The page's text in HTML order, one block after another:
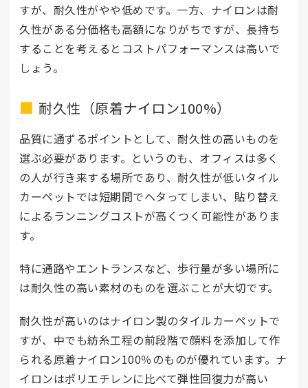
すが、耐久性がやや低めです。一方、ナイロンは耐
久性がある分価格も高額になりがちですが、長持ち
することを考えるとコストパフォーマンスは高いで
しょう。
耐久性（原着ナイロン100%）
品質に通ずるポイントとして、耐久性の高いものを
選ぶ必要があります。というのも、オフィスは多く
の人が行き来する場所であり、耐久性が低いタイル
カーペットでは短期間でヘタってしまい、貼り替え
によるランニングコストが高くつく可能性がありま
す。
特に通路やエントランスなど、歩行量が多い場所に
は耐久性の高い素材のものを選ぶことが大切です。
耐久性が高いのはナイロン製のタイルカーペットで
すが、中でも紡糸工程の前段階で顔料を添加して作
られる原着ナイロン100％のものが優れています。ナ
イロンはポリエチレンに比べて弾性回復力が高い